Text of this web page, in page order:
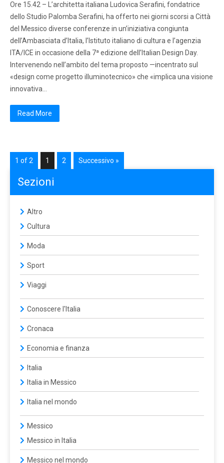
Ore 15.42 – L’architetta italiana Ludovica Serafini, fondatrice
dello Studio Palomba Serafini, ha offerto nei giorni scorsi a Città
del Messico diverse conferenze in un’iniziativa congiunta
dell’Ambasciata d’Italia, l’Istituto italiano di cultura e l’agenzia
ITA/ICE in occasione della 7ª edizione dell’Italian Design Day.
Intervenendo nell’ambito del tema proposto —incentrato sul
«design come progetto illuminotecnico» che «implica una visione
innovativa…
Read More
1 of 2 1 2 Successivo »
Sezioni
Altro
Cultura
Moda
Sport
Viaggi
Conoscere l'Italia
Cronaca
Economia e finanza
Italia
Italia in Messico
Italia nel mondo
Messico
Messico in Italia
Messico nel mondo